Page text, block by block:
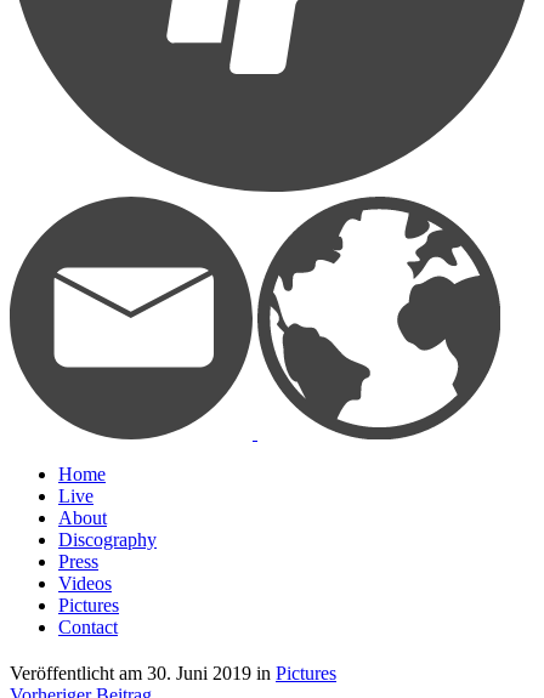
Home
Live
About
Discography
Press
Videos
Pictures
Contact
Veröffentlicht am 30. Juni 2019 in Pictures